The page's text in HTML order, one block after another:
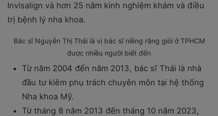
Invisalign và hơn 25 năm kinh nghiệm khám và điều
trị bệnh lý nha khoa.
Bác sĩ Nguyễn Thị Thái là vị bác sĩ niềng răng giỏi ở TPHCM
được nhiều người biết đến
Từ năm 2004 đến năm 2013, bác sĩ Thái là nhà
đầu tư kiêm phụ trách chuyên môn tại hệ thống
Nha khoa Mỹ.
Từ tháng 8 năm 2013 đến tháng 10 năm 2023,